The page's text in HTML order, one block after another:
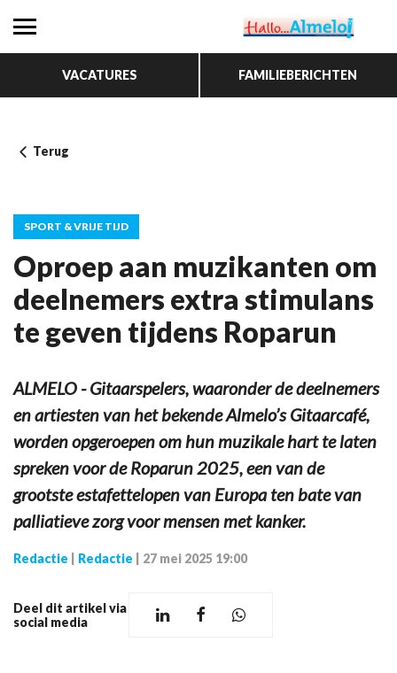
VACATURES FAMILIEBERICHTEN
Terug
SPORT & VRIJE TIJD
Oproep aan muzikanten om
deelnemers extra stimulans
te geven tijdens Roparun
ALMELO - Gitaarspelers, waaronder de deelnemers
en artiesten van het bekende Almelo’s Gitaarcafé,
worden opgeroepen om hun muzikale hart te laten
spreken voor de Roparun 2025, een van de
grootste estafettelopen van Europa ten bate van
palliatieve zorg voor mensen met kanker.
Redactie Redactie 27 mei 2025 19:00
Deel dit artikel via
social media